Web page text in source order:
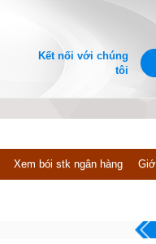
Kết nối với chúng
tôi
Chào
Xem bói stk ngân hàng